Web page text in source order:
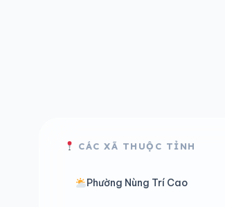
CÁC XÃ THUỘC TỈNH
Phường Nùng Trí Cao